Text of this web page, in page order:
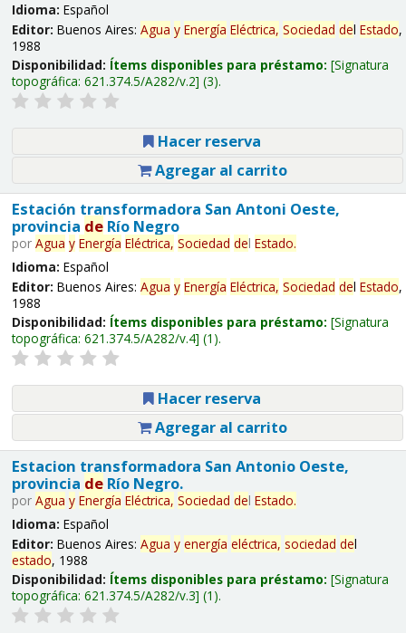
Idioma: Español
Editor: Buenos Aires: Agua y Energía Eléctrica, Sociedad del Estado,
1988
Disponibilidad: Ítems disponibles para préstamo: Signatura
topográfica: 621.374.5/A282/v.2 (3).
Hacer reserva
Agregar al carrito
Estación transformadora San Antoni Oeste,
provincia deRío Negro
por Agua y Energía Eléctrica, Sociedad del Estado.
Idioma: Español
Editor: Buenos Aires: Agua y Energía Eléctrica, Sociedad del Estado,
1988
Disponibilidad: Ítems disponibles para préstamo: Signatura
topográfica: 621.374.5/A282/v.4 (1).
Hacer reserva
Agregar al carrito
Estacion transformadora San Antonio Oeste,
provincia deRío Negro.
por Agua y Energía Eléctrica, Sociedad del Estado.
Idioma: Español
Editor: Buenos Aires: Agua y energía eléctrica, sociedad del
estado, 1988
Disponibilidad: Ítems disponibles para préstamo: Signatura
topográfica: 621.374.5/A282/v.3 (1).